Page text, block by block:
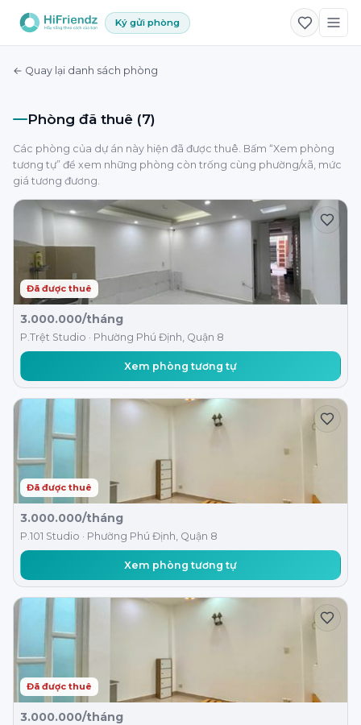
Ký gửi phòng
← Quay lại danh sách phòng
Phòng đã thuê (7)
Các phòng của dự án này hiện đã được thuê. Bấm “Xem phòng
tương tự” để xem những phòng còn trống cùng phường/xã, mức
giá tương đương.
Đã được thuê
3.000.000/tháng
P.Trệt Studio · Phường Phú Định, Quận 8
Xem phòng tương tự
Đã được thuê
3.000.000/tháng
P.101 Studio · Phường Phú Định, Quận 8
Xem phòng tương tự
Đã được thuê
3.000.000/tháng